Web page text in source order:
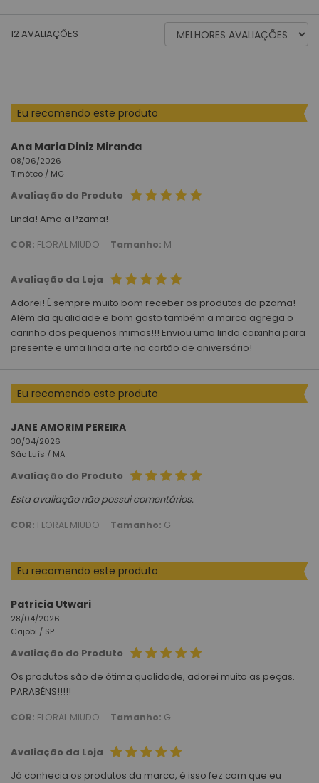
12AVALIAÇÕES
ORDENAR
AVALIAÇÕES
Eu recomendo este produto
Ana Maria Diniz Miranda
08/06/2026
Timóteo / MG
Avaliação do Produto
Linda! Amo a Pzama!
COR: FLORAL MIUDO Tamanho: M
Avaliação da Loja
Adorei! É sempre muito bom receber os produtos da pzama!
Além da qualidade e bom gosto também a marca agrega o
carinho dos pequenos mimos!!! Enviou uma linda caixinha para
presente e uma linda arte no cartão de aniversário!
Eu recomendo este produto
JANE AMORIM PEREIRA
30/04/2026
São Luís / MA
Avaliação do Produto
Esta avaliação não possui comentários.
COR: FLORAL MIUDO Tamanho: G
Eu recomendo este produto
Patricia Utwari
28/04/2026
Cajobi / SP
Avaliação do Produto
Os produtos são de ótima qualidade, adorei muito as peças.
PARABÉNS!!!!!
COR: FLORAL MIUDO Tamanho: G
Avaliação da Loja
Já conhecia os produtos da marca, é isso fez com que eu